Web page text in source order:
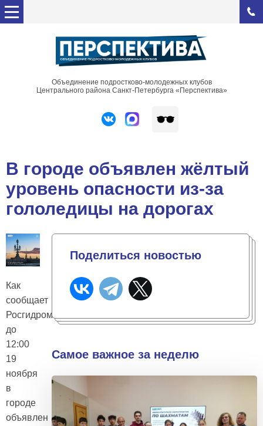
Объединение подростково-молодежных клубов
Центрального района Санкт-Петербурга «Перспектива»
В городе объявлен жёлтый
уровень опасности из-за
гололедицы на дорогах
Как
сообщает
Росгидрометцентр,
до
12:00
19
ноября
в
городе
объявлен
Поделиться новостью
Самое важное за неделю